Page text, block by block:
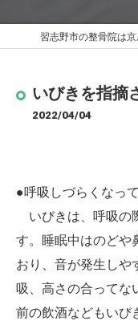
いびきを指摘
2022/04/04
●呼吸しづらくなっ
いびきは、呼吸の
す。睡眠中はのどや
おり、音が発生しや
吸、高さの合ってな
前の飲酒などもいび